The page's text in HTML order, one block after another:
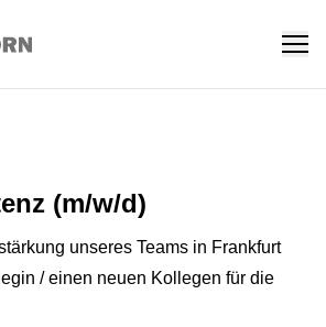
(m/w/d)
unseres Teams in Frankfurt
/ einen neuen Kollegen für die